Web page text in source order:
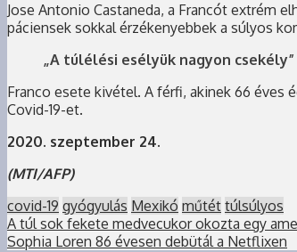
Jose Antonio Castaneda, a Francót extrém
páciensek sokkal érzékenyebbek a súlyos
„A túlélési esélyük nagyon
Franco esete kivétel. A férfi, akinek 66 éves
Covid-19-et.
2020. szeptember 24.
(MTI/AFP)
covid-19 gyógyulás Mexikó műtét túlsúlyos
A túl sok fekete medvecukor okozta egy
Sophia Loren 86 évesen debütál a Netflixen